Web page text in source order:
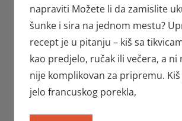
napraviti Možete li da zamislite
šunke i sira na jednom mestu?
recept je u pitanju – kiš sa
kao predjelo, ručak ili večera, a ni
nije komplikovan za pripremu. Kiš
jelo francuskog porekla,